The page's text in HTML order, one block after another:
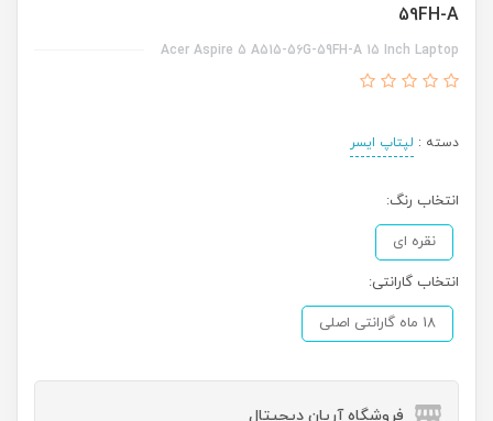
59FH-A
Acer Aspire 5 A515-56G-59FH-A 15 Inch Laptop
دسته : لپتاپ ایسر
انتخاب رنگ:
نقره ای
انتخاب گارانتی:
18 ماه گارانتی اصلی
فروشگاه آریان دیجیتال